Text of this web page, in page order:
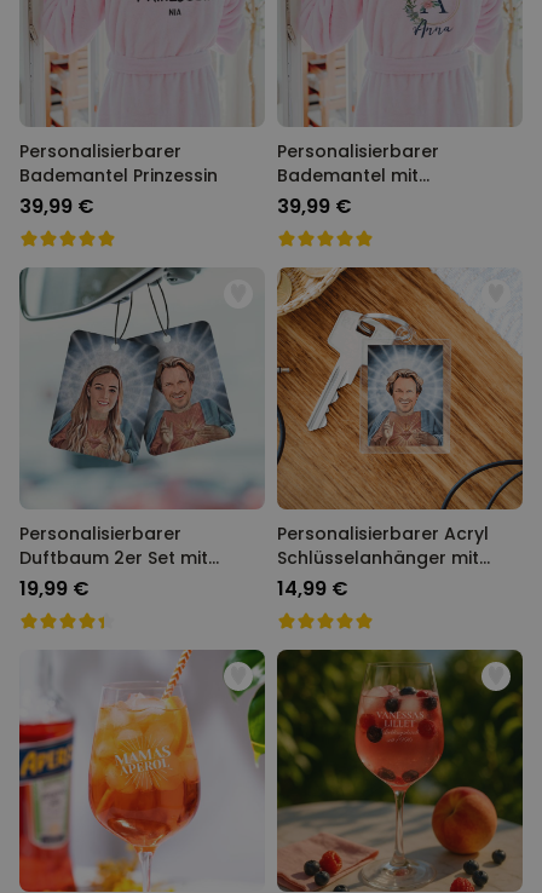
Personalisierbarer
Bademantel Prinzessin
39,99 €
Personalisierbarer
Bademantel mit
Monogramm im
Blumenmuster
39,99 €
Personalisierbarer
Duftbaum 2er Set mit
Heiligenschein und Gesicht
19,99 €
Personalisierbarer Acryl
Schlüsselanhänger mit
Heiligenschein und Gesicht
14,99 €